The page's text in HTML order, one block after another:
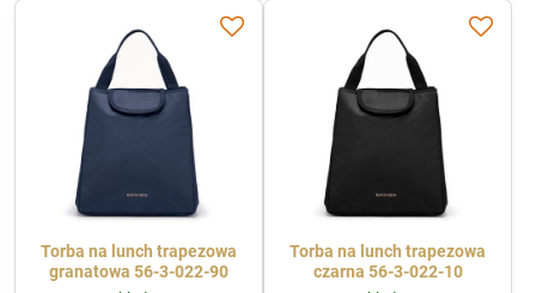
Torba na lunch trapezowa
granatowa 56-3-022-90
Torba na lunch trapezowa
czarna 56-3-022-10